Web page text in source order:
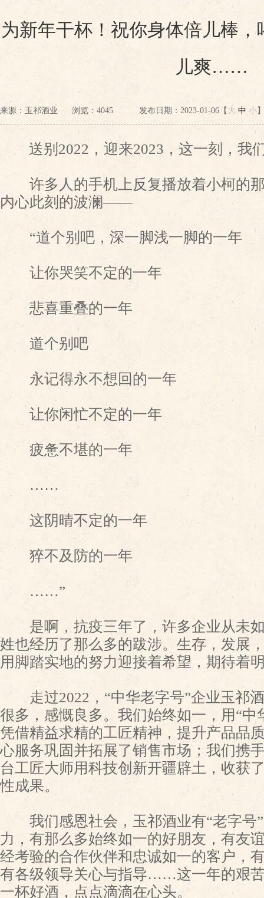
为新年干杯！祝你身体倍儿棒
儿爽……
来源：玉祁酒业 浏览： 4045 发布日期：2023-01-06【 大 中 小
送别2022，迎来2023，这一刻，我
许多人的手机上反复播放着小柯的那
内心此刻的波澜——
“道个别吧，深一脚浅一脚的一年
让你哭笑不定的一年
悲喜重叠的一年
道个别吧
永记得永不想回的一年
让你闲忙不定的一年
疲惫不堪的一年
……
这阴晴不定的一年
猝不及防的一年
……”
是啊，抗疫三年了，许多企业从未如
姓也经历了那么多的跋涉。生存，发展
用脚踏实地的努力迎接着希望，期待着
走过2022，“中华老字号”企业玉祁
很多，感慨良多。我们始终如一，用“中
凭借精益求精的工匠精神，提升产品品
心服务巩固并拓展了销售市场；我们携
台工匠大师用科技创新开疆辟土，收获
性成果。
我们感恩社会，玉祁酒业有“老字号”
力，有那么多始终如一的好朋友，有友
经考验的合作伙伴和忠诚如一的客户，
有各级领导关心与指导……这一年的艰
一杯好酒，点点滴滴在心头。